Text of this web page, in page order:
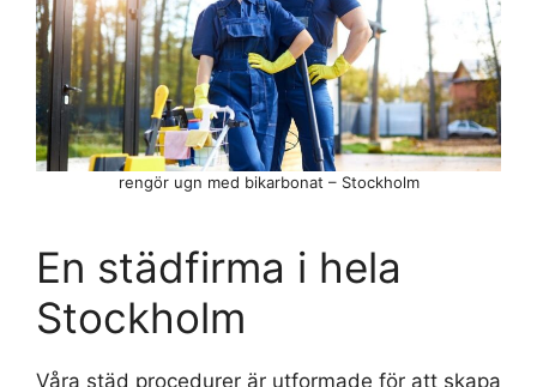
En städfirma i hela
Stockholm
Våra städ procedurer är utformade för att skapa
rengör ugn med bikarbonat – Stockholm